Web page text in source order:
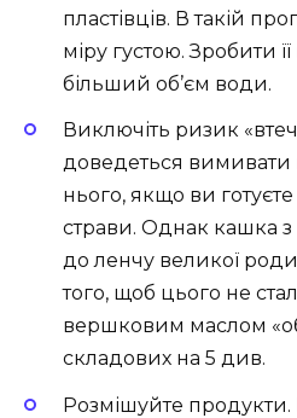
пластівців. В такій
міру густою. Зробити
більший об’єм води.
Виключіть ризик
доведеться вимивати
нього, якщо ви
страви. Однак кашка з
до ленчу великої
того, щоб цього не
вершковим маслом
складових на 5 див.
Розмішуйте продукти.